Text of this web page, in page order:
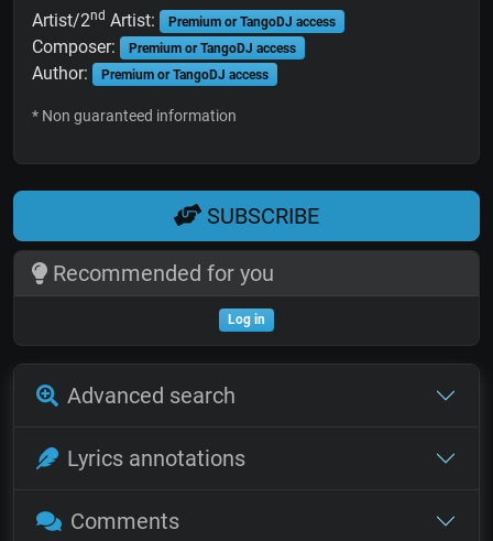
Artist/2nd Artist: Premium or TangoDJ access
Composer: Premium or TangoDJ access
Author: Premium or TangoDJ access
* Non guaranteed information
SUBSCRIBE
Recommended for you
Log in
Advanced search
Lyrics annotations
Comments